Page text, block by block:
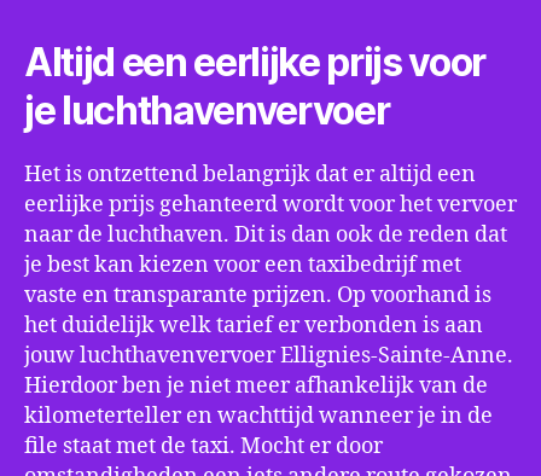
Altijd een eerlijke prijs voor
je luchthavenvervoer
Het is ontzettend belangrijk dat er altijd een
eerlijke prijs gehanteerd wordt voor het vervoer
naar de luchthaven. Dit is dan ook de reden dat
je best kan kiezen voor een taxibedrijf met
vaste en transparante prijzen. Op voorhand is
het duidelijk welk tarief er verbonden is aan
jouw luchthavenvervoer Ellignies-Sainte-Anne.
Hierdoor ben je niet meer afhankelijk van de
kilometerteller en wachttijd wanneer je in de
file staat met de taxi. Mocht er door